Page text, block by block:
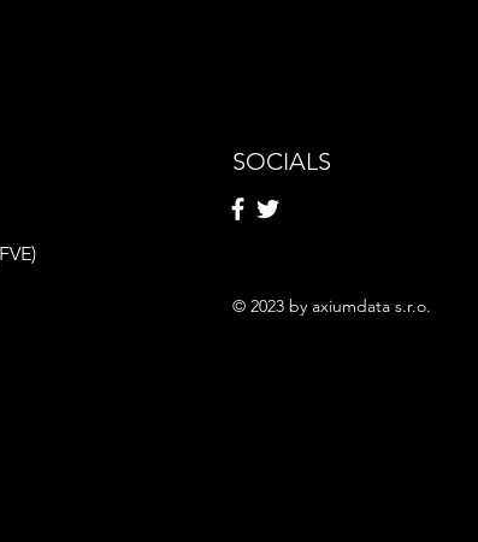
SOCIALS
© 2023 by axiumdata s.r.o.